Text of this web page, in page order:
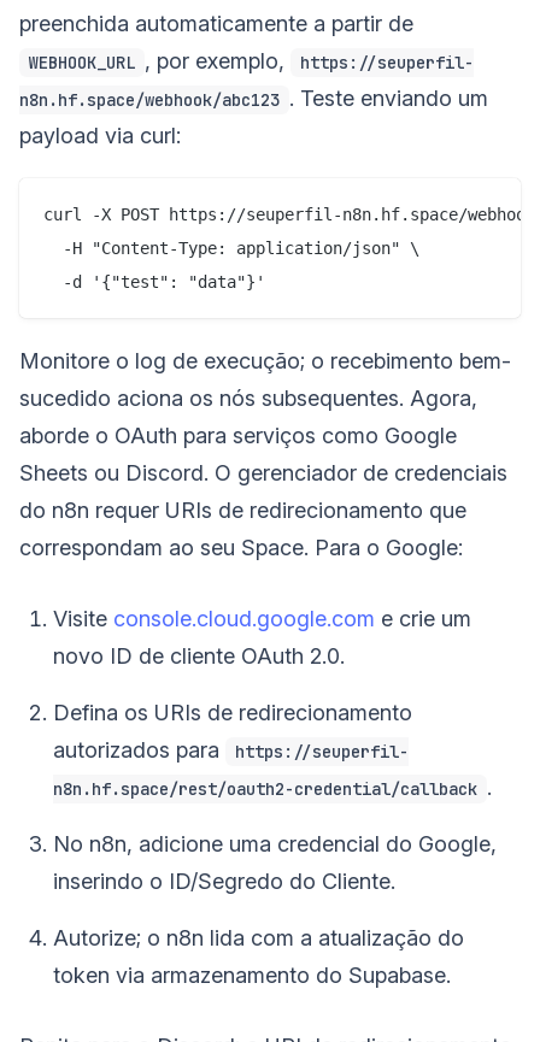
preenchida automaticamente a partir de
WEBHOOK_URL , por exemplo,
https://seuperfil-
n8n.hf.space/webhook/abc123 . Teste enviando um
payload via curl:
curl -X POST https://seuperfil-n8n.hf.space/
  -H "Content-Type: application/json" \
Monitore o log de execução; o recebimento bem-
sucedido aciona os nós subsequentes. Agora,
aborde o OAuth para serviços como Google
Sheets ou Discord. O gerenciador de credenciais
do n8n requer URIs de redirecionamento que
correspondam ao seu Space. Para o Google:
Visite console.cloud.google.com e crie um
novo ID de cliente OAuth 2.0.
Defina os URIs de redirecionamento
autorizados para
https://seuperfil-
n8n.hf.space/rest/oauth2-credential/callback .
No n8n, adicione uma credencial do Google,
inserindo o ID/Segredo do Cliente.
Autorize; o n8n lida com a atualização do
token via armazenamento do Supabase.